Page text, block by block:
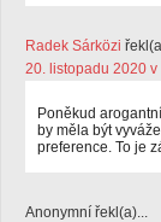
Radek Sárközi
20. listopadu 2020 v
Poněkud
by měla být
preference. To je
Anonymní řekl(a)...